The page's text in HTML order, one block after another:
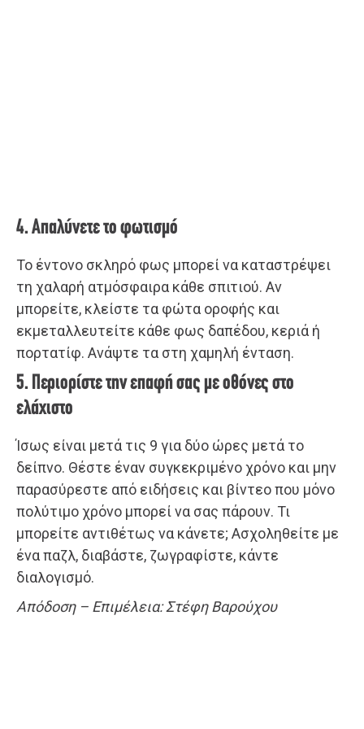
4. Απαλύνετε το φωτισμό
Το έντονο σκληρό φως μπορεί να καταστρέψει
τη χαλαρή ατμόσφαιρα κάθε σπιτιού. Αν
μπορείτε, κλείστε τα φώτα οροφής και
εκμεταλλευτείτε κάθε φως δαπέδου, κεριά ή
πορτατίφ. Ανάψτε τα στη χαμηλή ένταση.
5. Περιορίστε την επαφή σας με οθόνες στο
ελάχιστο
Ίσως είναι μετά τις 9 για δύο ώρες μετά το
δείπνο. Θέστε έναν συγκεκριμένο χρόνο και μην
παρασύρεστε από ειδήσεις και βίντεο που μόνο
πολύτιμο χρόνο μπορεί να σας πάρουν. Τι
μπορείτε αντιθέτως να κάνετε; Ασχοληθείτε με
ένα παζλ, διαβάστε, ζωγραφίστε, κάντε
διαλογισμό.
Απόδοση – Επιμέλεια: Στέφη Βαρούχου